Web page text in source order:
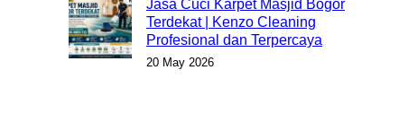
Jasa Cuci Karpet Masjid Bogor
Terdekat | Kenzo Cleaning
Profesional dan Terpercaya
20 May 2026